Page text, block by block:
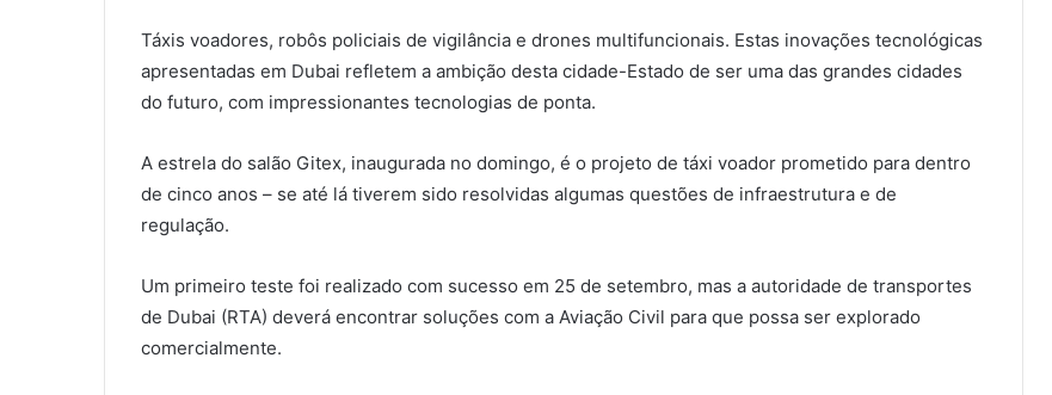
Táxis voadores, robôs policiais de vigilância e drones multifuncionais. Estas inovações tecnológicas
apresentadas em Dubai refletem a ambição desta cidade-Estado de ser uma das grandes cidades
do futuro, com impressionantes tecnologias de ponta.
A estrela do salão Gitex, inaugurada no domingo, é o projeto de táxi voador prometido para dentro
de cinco anos – se até lá tiverem sido resolvidas algumas questões de infraestrutura e de
regulação.
Um primeiro teste foi realizado com sucesso em 25 de setembro, mas a autoridade de transportes
de Dubai (RTA) deverá encontrar soluções com a Aviação Civil para que possa ser explorado
comercialmente.